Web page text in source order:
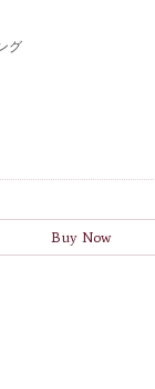
グ
Buy Now